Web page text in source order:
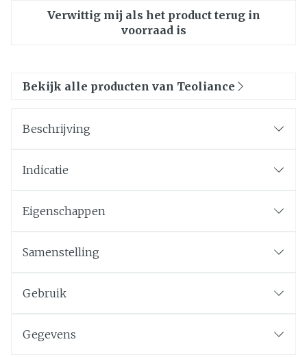
Verwittig mij als het product terug in
voorraad is
Bekijk alle producten van Teoliance
Beschrijving
Indicatie
Eigenschappen
Samenstelling
Gebruik
Gegevens